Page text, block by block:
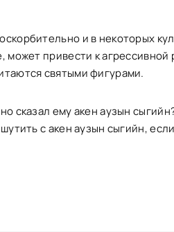
и в некоторых
может привести к агрессивной
святыми фигурами.
сказал ему акен аузын
с акен аузын сыгийн,